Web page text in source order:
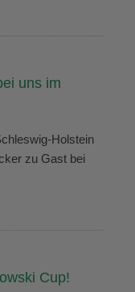
uns im
Holstein
zu Gast bei
Cup!